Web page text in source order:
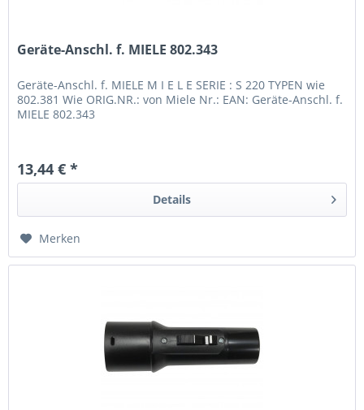
Geräte-Anschl. f. MIELE 802.343
Geräte-Anschl. f. MIELE M I E L E SERIE : S 220 TYPEN wie
802.381 Wie ORIG.NR.: von Miele Nr.: EAN: Geräte-Anschl. f.
MIELE 802.343
13,44 € *
Details
Merken